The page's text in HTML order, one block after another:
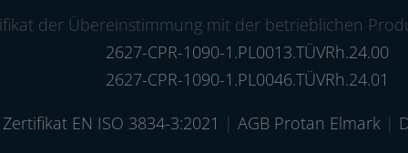
der Übereinstimmung mit der betrieblichen
2627-CPR-1090-1.PL0013.TÜVRh.24.00
2627-CPR-1090-1.PL0046.TÜVRh.24.01
Zertifikat EN ISO 3834-3:2021 | AGB Protan Elmark|